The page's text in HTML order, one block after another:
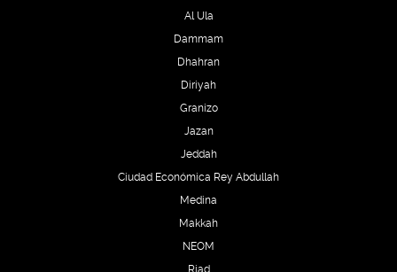
Al Ula
Dammam
Dhahran
Diriyah
Granizo
Jazan
Jeddah
Ciudad Económica Rey Abdullah
Medina
Makkah
NEOM
Riad